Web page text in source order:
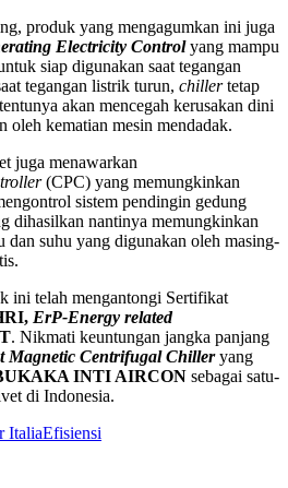
produk yang mengagumkan ini juga
Electricity Controlyang mampu
siap digunakan saat tegangan
tegangan listrik turun, chillertetap
akan mencegah kerusakan dini
oleh kematian mesin mendadak.
juga menawarkan
(CPC) yang memungkinkan
sistem pendingin gedung
dihasilkan nantinya memungkinkan
suhu yang digunakan oleh masing-
ini telah mengantongi Sertifikat
ErP-Energy related
. Nikmati keuntungan jangka panjang
Magnetic Centrifugal Chilleryang
INTI AIRCON sebagai satu-
di Indonesia.
ItaliaEfisiensi